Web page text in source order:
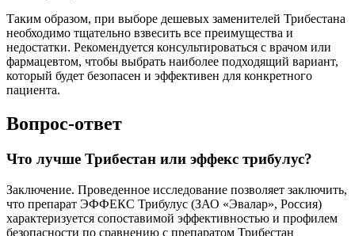
Таким образом, при выборе дешевых заменителей Трибестана
необходимо тщательно взвесить все преимущества и
недостатки. Рекомендуется консультироваться с врачом или
фармацевтом, чтобы выбрать наиболее подходящий вариант,
который будет безопасен и эффективен для конкретного
пациента.
Вопрос-ответ
Что лучше Трибестан или эффекс трибулус?
Заключение. Проведенное исследование позволяет заключить,
что препарат ЭФФЕКС Трибулус (ЗАО «Эвалар», Россия)
характеризуется сопоставимой эффективностью и профилем
безопасности по сравнению с препаратом Трибестан